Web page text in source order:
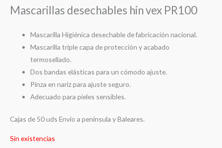
Mascarillas desechables hin vex PR100
Mascarilla Higiénica desechable de fabricación nacional.
Mascarilla triple capa de protección y acabado
termosellado.
Dos bandas elásticas para un cómodo ajuste.
Pinza en nariz para ajuste seguro.
Adecuado para pieles sensibles.
Cajas de 50 uds Envío a península y Baleares.
Sin existencias